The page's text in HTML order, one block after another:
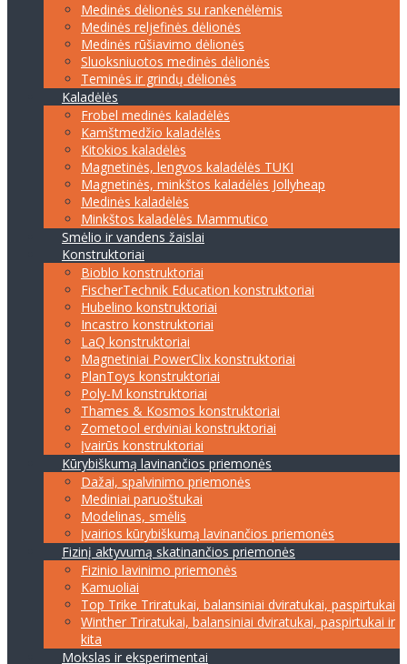
Medinės dėlionės su rankenėlėmis
Medinės reljefinės dėlionės
Medinės rūšiavimo dėlionės
Sluoksniuotos medinės dėlionės
Teminės ir grindų dėlionės
Kaladėlės
Frobel medinės kaladėlės
Kamštmedžio kaladėlės
Kitokios kaladėlės
Magnetinės, lengvos kaladėlės TUKI
Magnetinės, minkštos kaladėlės Jollyheap
Medinės kaladėlės
Minkštos kaladėlės Mammutico
Smėlio ir vandens žaislai
Konstruktoriai
Bioblo konstruktoriai
FischerTechnik Education konstruktoriai
Hubelino konstruktoriai
Incastro konstruktoriai
LaQ konstruktoriai
Magnetiniai PowerClix konstruktoriai
PlanToys konstruktoriai
Poly-M konstruktoriai
Thames & Kosmos konstruktoriai
Zometool erdviniai konstruktoriai
Įvairūs konstruktoriai
Kūrybiškumą lavinančios priemonės
Dažai, spalvinimo priemonės
Mediniai paruoštukai
Modelinas, smėlis
Įvairios kūrybiškumą lavinančios priemonės
Fizinį aktyvumą skatinančios priemonės
Fizinio lavinimo priemonės
Kamuoliai
Top Trike Triratukai, balansiniai dviratukai, paspirtukai
Winther Triratukai, balansiniai dviratukai, paspirtukai ir
kita
Mokslas ir eksperimentai